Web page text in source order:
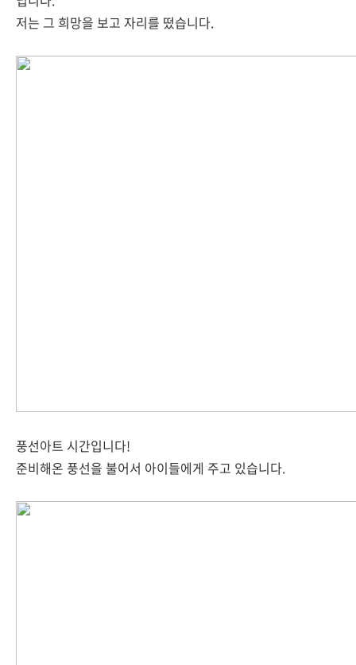
저는 그 희망을 보고 자리를 떴습니다.
풍선아트 시간입니다!
준비해온 풍선을 불어서 아이들에게 주고 있습니다.